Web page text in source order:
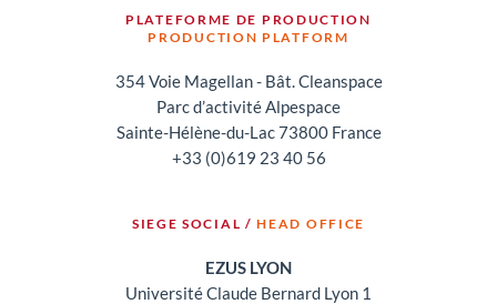
PLATEFORME DE PRODUCTION
PRODUCTION PLATFORM
354 Voie Magellan - Bât. Cleanspace
Parc d’activité Alpespace
Sainte-Hélène-du-Lac 73800 France
+33 (0)619 23 40 56
SIEGE SOCIAL /HEAD OFFICE
EZUS LYON
Université Claude Bernard Lyon 1